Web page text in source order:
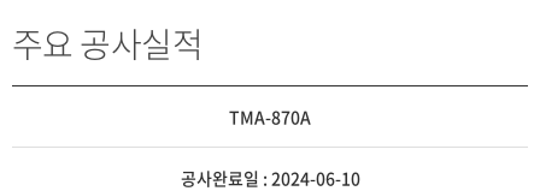
주요 공사실적
TMA-870A
공사완료일 : 2024-06-10